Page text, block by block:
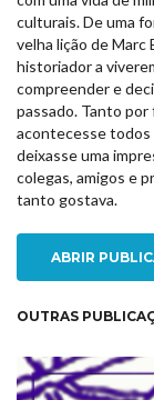
culturais. De uma
velha lição de Marc
historiador a
compreender e
passado. Tanto
acontecesse todos
deixasse uma
colegas, amigos e
tanto gostava.
ABRIR
OUTRAS
NEW